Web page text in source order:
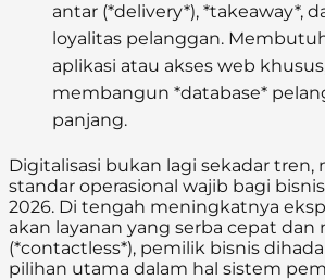
antar (*delivery*), *takeaway*,
loyalitas pelanggan.
aplikasi atau akses web
membangun *database*
panjang.
Digitalisasi bukan lagi sekadar tren,
standar operasional wajib bagi
2026. Di tengah meningkatnya
akan layanan yang serba cepat dan
(*contactless*), pemilik bisnis
pilihan utama dalam hal sistem